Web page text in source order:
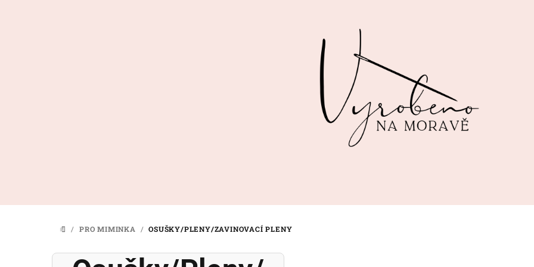
DOMŮ
/ PRO MIMINKA / OSUŠKY/PLENY/ZAVINOVACÍ PLENY